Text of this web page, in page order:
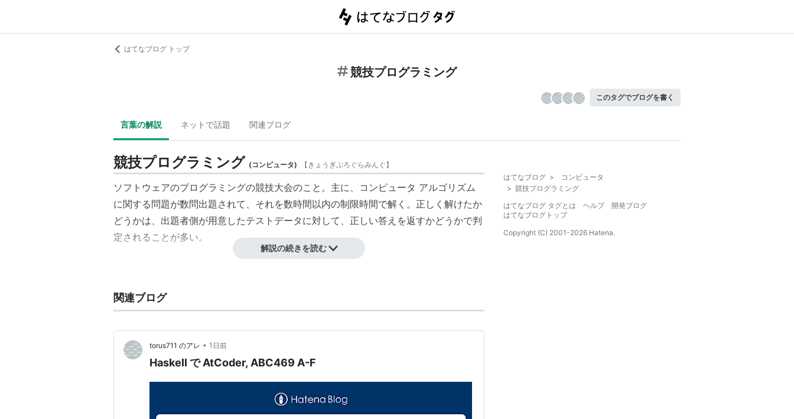
はてなブログ トップ
競技プログラミング
このタグでブログを書く
言葉の解説 ネットで話題 関連ブログ
競技プログラミング (コンピュータ) 【 きょうぎぷろぐらみんぐ】
ソフトウェアのプログラミングの競技大会のこと。主に、コンピュータ アルゴリズム
に関する問題が数問出題されて、それを数時間以内の制限時間で解く。正しく解けたか
どうかは、出題者側が用意したテストデータに対して、正しい答えを返すかどうかで判
定されることが多い。
Microsoft Imagine Cup - 大学生向けの世界大会
世界大会
International Olympiad in Informatics (IOI; 国際情報オリンピック) - 高校生向けの
世界大会
解説の続きを読む
関連ブログ
torus711 のアレ • 1日前
Haskell で AtCoder, ABC469 A-F
はてなブログ >
コンピュータ
> 競技プログラミング
はてなブログ タグとは
ヘルプ
開発ブログ
はてなブログトップ
Copyright (C) 2001-2026 Hatena.